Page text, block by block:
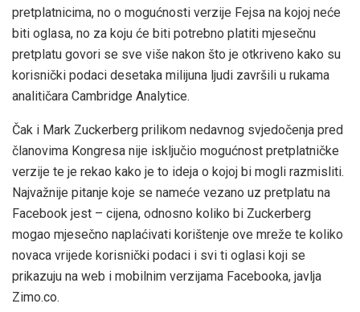
pretplatnicima, no o mogućnosti verzije Fejsa na kojoj neće
biti oglasa, no za koju će biti potrebno platiti mjesečnu
pretplatu govori se sve više nakon što je otkriveno kako su
korisnički podaci desetaka milijuna ljudi završili u rukama
analitičara Cambridge Analytice.
Čak i Mark Zuckerberg prilikom nedavnog svjedočenja pred
članovima Kongresa nije isključio mogućnost pretplatničke
verzije te je rekao kako je to ideja o kojoj bi mogli razmisliti.
Najvažnije pitanje koje se nameće vezano uz pretplatu na
Facebook jest – cijena, odnosno koliko bi Zuckerberg
mogao mjesečno naplaćivati korištenje ove mreže te koliko
novaca vrijede korisnički podaci i svi ti oglasi koji se
prikazuju na web i mobilnim verzijama Facebooka, javlja
Zimo.co.